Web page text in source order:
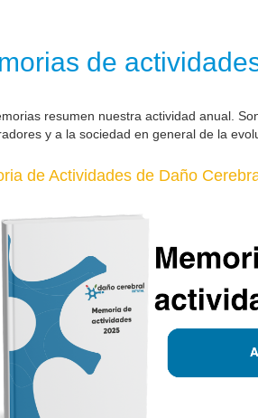
de
resumen nuestra actividad anual.
y a la sociedad en general de la
de Actividades de Daño